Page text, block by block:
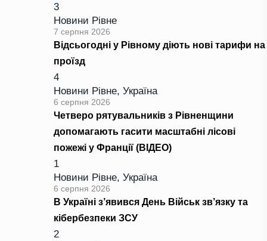
3
Новини Рівне
7 серпня 2026
Відсьогодні у Рівному діють нові тарифи на
проїзд
4
Новини Рівне, Україна
6 серпня 2026
Четверо рятувальників з Рівненщини
допомагають гасити масштабні лісові
пожежі у Франції (ВІДЕО)
1
Новини Рівне, Україна
6 серпня 2026
В Україні з’явився День Військ зв’язку та
кібербезпеки ЗСУ
2